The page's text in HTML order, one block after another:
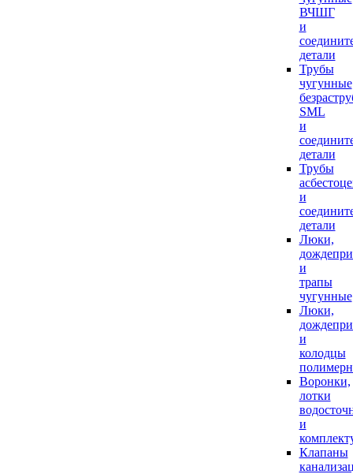
ВЧШГ
и
детали
Трубы
чугунные
SML
и
детали
Трубы
и
детали
Люки,
и
трапы
чугунные
Люки,
и
колодцы
Воронки,
лотки
и
Клапаны